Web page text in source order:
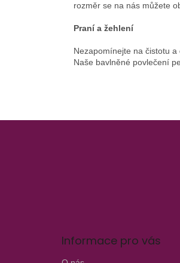
rozměr se na nás můžete
Praní a žehlení
Nezapomínejte na čistotu
Naše bavlněné povlečení
Informace pro vás